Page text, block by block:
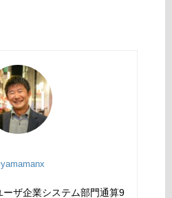
ーザ企業システム部門通算9